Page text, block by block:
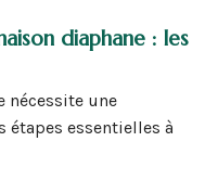
diaphane : les
nécessite une
étapes essentielles à